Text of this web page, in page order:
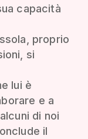
capacità
proprio
si
lui è
e a
di noi
il